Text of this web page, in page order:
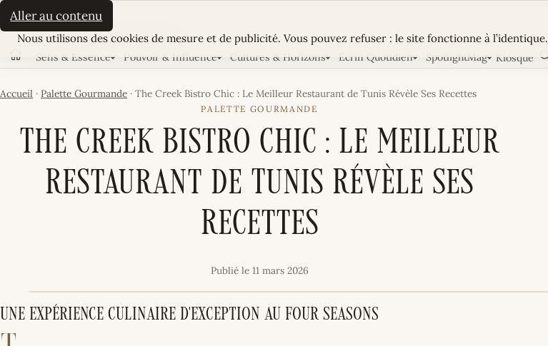
Aller au contenu
La Sultane
LE MAGAZINE FÉMININ TUNISIEN
AccueilSens & Essence Pouvoir & Influence Cultures & Horizons Écrin Quotidien SpotlightMag Kiosque
Accueil · Palette Gourmande · The Creek Bistro Chic : Le Meilleur Restaurant de Tunis Révèle Ses Recettes
PALETTE GOURMANDE
The Creek Bistro Chic : Le Meilleur
Restaurant de Tunis Révèle Ses
Recettes
Publié le 11 mars 2026
Une Expérience Culinaire d'Exception au Four Seasons
Cookies
Nous utilisons des cookies de mesure et de publicité. Vous pouvez refuser : le site fonctionne à l’identique.